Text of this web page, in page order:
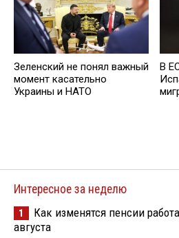
Зеленский не понял важный
момент касательно
Украины и НАТО
В
Интересное за неделю
1
Как изменятся пенсии
августа